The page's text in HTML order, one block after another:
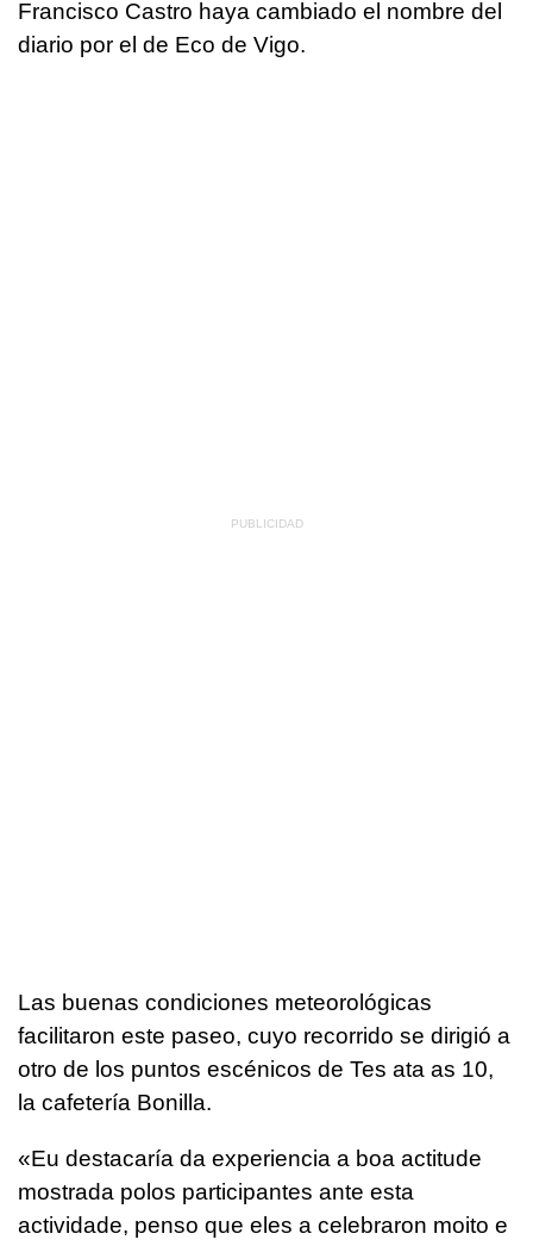
Francisco Castro haya cambiado el nombre del
diario por el de Eco de Vigo.
Las buenas condiciones meteorológicas
facilitaron este paseo, cuyo recorrido se dirigió a
otro de los puntos escénicos de Tes ata as 10,
la cafetería Bonilla.
«Eu destacaría da experiencia a boa actitude
mostrada polos participantes ante esta
actividade, penso que eles a celebraron moito e